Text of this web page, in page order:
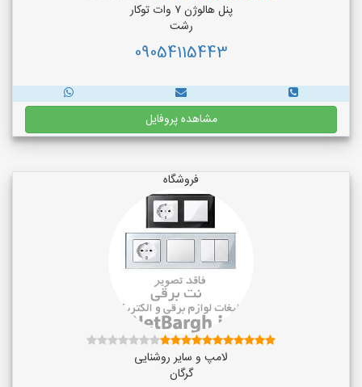
پنل هالوژن ۷ وات توکار
رشت
09054115443
مشاهده پروفایل
فروشگاه
لامپ و سایر روشنایی
گرگان